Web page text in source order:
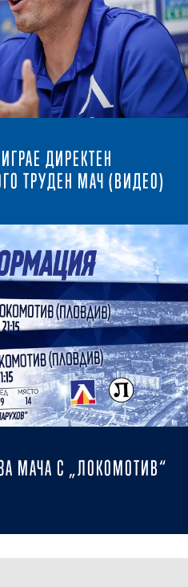
ДИРЕКТЕН
ТРУДЕН МАЧ (ВИДЕО)
МАЧА С „ЛОКОМОТИВ“